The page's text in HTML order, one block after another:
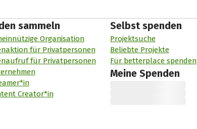
sammeln
Organisation
für Privatpersonen
für Privatpersonen
Creator*in
Selbst spenden
Projektsuche
Beliebte Projekte
Für betterplace spenden
Meine Spenden